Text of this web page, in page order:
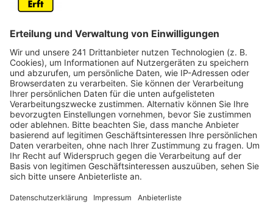
Champagner zügig unterrühren so dass die Bowle
sprudelt.
Mit Walderdbeeren und Minze garnieren.
Anzeige
Das ist der Kitchen Club by Nelson Müller
Anzeige
Bei euch läuft das Radio in der Küche, bei uns die
Küche im Radio. Starkoch Nelson Müller lädt uns